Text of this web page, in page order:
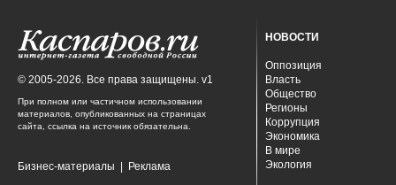
© 2005-2026. Все права защищены. v1
При полном или частичном использовании
материалов, опубликованных на страницах
сайта, ссылка на источник обязательна.
Бизнес-материалы Реклама
НОВОСТИ
Оппозиция
Власть
Общество
Регионы
Коррупция
Экономика
В мире
Экология